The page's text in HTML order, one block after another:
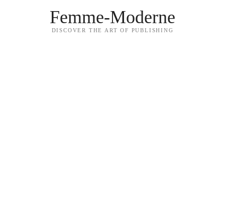
Femme-Moderne
DISCOVER THE ART OF PUBLISHING